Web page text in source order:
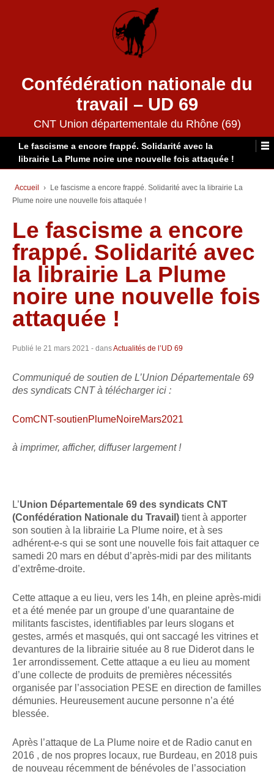
Confédération nationale du
travail – UD 69
CNT Union départementale du Rhône (69)
Le fascisme a encore frappé. Solidarité avec la
librairie La Plume noire une nouvelle fois attaquée !
Accueil ›
Le fascisme a encore frappé. Solidarité avec la librairie La
Plume noire une nouvelle fois attaquée !
Le fascisme a encore
frappé. Solidarité avec
la librairie La Plume
noire une nouvelle fois
attaquée !
Publié le 21 mars 2021 - dansActualités de l’UD 69
Communiqué de soutien de L’Union Départementale 69
des syndicats CNT à télécharger ici :
ComCNT-soutienPlumeNoireMars2021
à imprimer, afficher, diffuser largement !
L’Union Départementale 69 des syndicats CNT
(Confédération Nationale du Travail) tient à apporter
son soutien à la librairie La Plume noire, et à ses
adhérent-e-s qui se sont une nouvelle fois fait attaquer ce
samedi 20 mars en début d’après-midi par des militants
d’extrême-droite.
Cette attaque a eu lieu, vers les 14h, en pleine après-midi
et a été menée par un groupe d’une quarantaine de
militants fascistes, identifiables par leurs slogans et
gestes, armés et masqués, qui ont saccagé les vitrines et
devantures de la librairie située au 8 rue Diderot dans le
1er arrondissement. Cette attaque a eu lieu au moment
d’une collecte de produits de premières nécessités
organisée par l’association PESE en direction de familles
démunies. Heureusement aucune personne n’a été
blessée.
Après l’attaque de La Plume noire et de Radio canut en
2016 , de nos propres locaux, rue Burdeau, en 2018 puis
de nouveau récemment de bénévoles de l’association